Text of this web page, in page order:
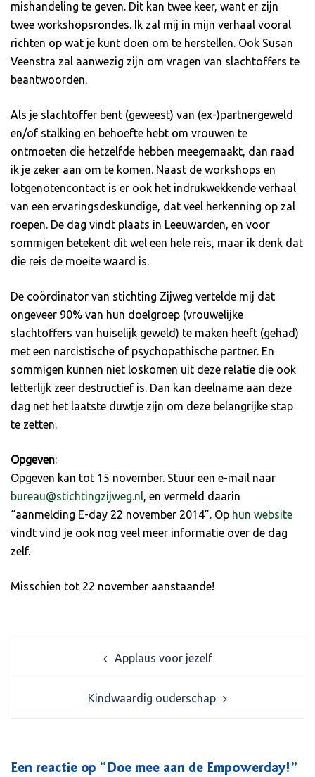
mishandeling te geven. Dit kan twee keer, want er zijn
twee workshopsrondes. Ik zal mij in mijn verhaal vooral
richten op wat je kunt doen om te herstellen. Ook Susan
Veenstra zal aanwezig zijn om vragen van slachtoffers te
beantwoorden.
Als je slachtoffer bent (geweest) van (ex-)partnergeweld
en/of stalking en behoefte hebt om vrouwen te
ontmoeten die hetzelfde hebben meegemaakt, dan raad
ik je zeker aan om te komen. Naast de workshops en
lotgenotencontact is er ook het indrukwekkende verhaal
van een ervaringsdeskundige, dat veel herkenning op zal
roepen. De dag vindt plaats in Leeuwarden, en voor
sommigen betekent dit wel een hele reis, maar ik denk dat
die reis de moeite waard is.
De coördinator van stichting Zijweg vertelde mij dat
ongeveer 90% van hun doelgroep (vrouwelijke
slachtoffers van huiselijk geweld) te maken heeft (gehad)
met een narcistische of psychopathische partner. En
sommigen kunnen niet loskomen uit deze relatie die ook
letterlijk zeer destructief is. Dan kan deelname aan deze
dag net het laatste duwtje zijn om deze belangrijke stap
te zetten.
Opgeven:
Opgeven kan tot 15 november. Stuur een e-mail naar
bureau@stichtingzijweg.nl, en vermeld daarin
“aanmelding E-day 22 november 2014”. Op hun website
vindt vind je ook nog veel meer informatie over de dag
zelf.
Misschien tot 22 november aanstaande!
Applaus voor jezelf
Kindwaardig ouderschap
Een reactie op “Doe mee aan de Empowerday!”